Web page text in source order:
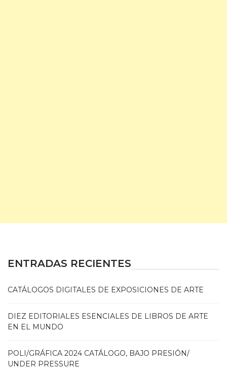
ENTRADAS RECIENTES
CATÁLOGOS DIGITALES DE EXPOSICIONES DE ARTE
DIEZ EDITORIALES ESENCIALES DE LIBROS DE ARTE
EN EL MUNDO
POLI/GRÁFICA 2024 CATÁLOGO, BAJO PRESIÓN/
UNDER PRESSURE